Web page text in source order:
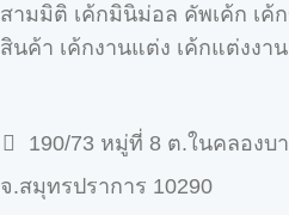
สามมิติ เค้กมินิม่อล คัพเค้ก เค้
สินค้า เค้กงานแต่ง เค้กแต่งงา
190/73 หมู่ที่ 8 ต.ในคลองบ
จ.สมุทรปราการ 10290